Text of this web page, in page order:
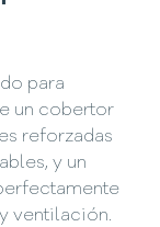
para
un cobertor
reforzadas
y un
ventilación.